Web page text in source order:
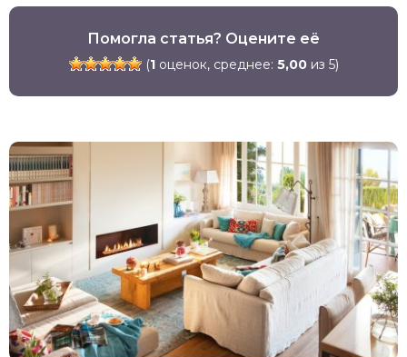
Помогла статья? Оцените её
(1оценок, среднее: 5,00из 5)